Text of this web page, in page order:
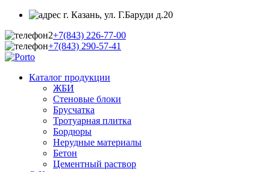
г. Казань, ул. Г.Баруди д.20
+7(843) 226-77-00
+7(843) 290-57-41
Каталог продукции
ЖБИ
Стеновые блоки
Брусчатка
Тротуарная плитка
Бордюры
Нерудные материалы
Бетон
Цементный раствор